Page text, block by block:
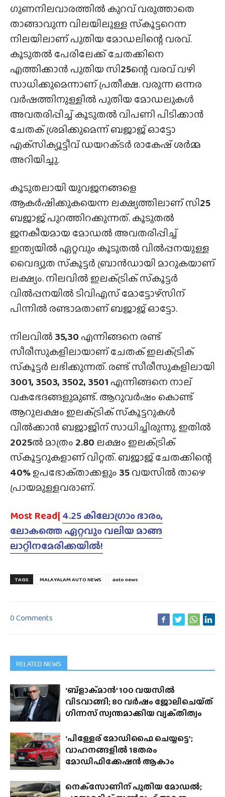
ഗുണനിലവാരത്തിൽ കുറവ് വരുത്താതെ
താങ്ങാവുന്ന വിലയിലുള്ള സ്‌കൂട്ടറെന്ന
നിലയിലാണ് പുതിയ മോഡലിന്റെ വരവ്.
കൂടുതൽ പേരിലേക്ക് ചേതക്കിനെ
എത്തിക്കാൻ പുതിയ സി25ന്റെ വരവ് വഴി
സാധിക്കുമെന്നാണ് പ്രതീക്ഷ. വരുന്ന ഒന്നര
വർഷത്തിനുള്ളിൽ പുതിയ മോഡലുകൾ
അവതരിപ്പിച്ച് കൂടുതൽ വിപണി പിടിക്കാൻ
ചേതക് ശ്രമിക്കുമെന്ന് ബജാജ് ഓട്ടോ
എക്‌സിക്യൂട്ടീവ് ഡയറക്‌ടർ രാകേഷ് ശർമ്മ
അറിയിച്ചു.
കൂടുതലായി യുവജനങ്ങളെ
ആകർഷിക്കുകയെന്ന ലക്ഷ്യത്തിലാണ് സി25
ബജാജ് പുറത്തിറക്കുന്നത്. കൂടുതൽ
ജനകീയമായ മോഡൽ അവതരിപ്പിച്ച്
ഇന്ത്യയിൽ ഏറ്റവും കൂടുതൽ വിൽപ്പനയുള്ള
വൈദ്യുത സ്‌കൂട്ടർ ബ്രാൻഡായി മാറുകയാണ്
ലക്ഷ്യം. നിലവിൽ ഇലക്‌ട്രിക് സ്‌കൂട്ടർ
വിൽപ്പനയിൽ ടിവിഎസ് മോട്ടോഴ്‌സിന്‌
പിന്നിൽ രണ്ടാമതാണ് ബജാജ് ഓട്ടോ.
നിലവിൽ 35,30 എന്നിങ്ങനെ രണ്ട്
സീരീസുകളിലായാണ് ചേതക് ഇലക്‌ട്രിക്
സ്‌കൂട്ടർ ലഭിക്കുന്നത്. രണ്ട് സീരീസുകളിലായി
3001, 3503, 3502, 3501 എന്നിങ്ങനെ നാല്
വകഭേദങ്ങളുമുണ്ട്. ആറുവർഷം കൊണ്ട്
ആറുലക്ഷം ഇലക്‌ട്രിക് സ്‌കൂട്ടറുകൾ
വിൽക്കാൻ ബജാജിന് സാധിച്ചിരുന്നു. ഇതിൽ
2025ൽ മാത്രം 2.80 ലക്ഷം ഇലക്‌ട്രിക്
സ്‌കൂട്ടറുകളാണ് വിറ്റത്. ബജാജ് ചേതക്കിന്റെ
40%ഉപഭോക്‌താക്കളും 35വയസിൽ താഴെ
പ്രായമുള്ളവരാണ്.
Most Read| 4.25 കിലോഗ്രാം ഭാരം,
ലോകത്തെ ഏറ്റവും വലിയ മാങ്ങ
ലാറ്റിനമേരിക്കയിൽ!
TAGS MALAYALAM AUTO NEWS auto news
0 Comments
RELATED NEWS
‘ബ്‌ളാക്‌മാൻ’ 100 വയസിൽ
വിടവാങ്ങി; 80 വർഷം ജോലിചെയ്‌ത്‌
ഗിന്നസ് സ്വന്തമാക്കിയ വ്യക്‌തിത്വം
‘പിള്ളേര് മോഡിഫൈ ചെയ്യട്ടെ’;
വാഹനങ്ങളിൽ 18തരം
മോഡിഫിക്കേഷൻ ആകാം
നെക്‌സോണിന് പുതിയ മോഡൽ;